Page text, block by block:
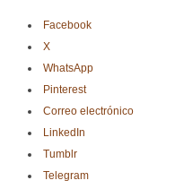
Facebook
X
WhatsApp
Pinterest
Correo electrónico
LinkedIn
Tumblr
Telegram